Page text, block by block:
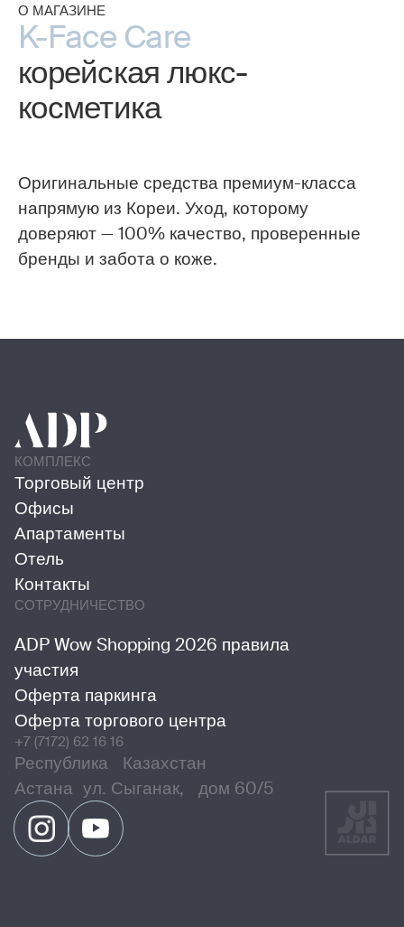
О МАГАЗИНЕ
K-Face Care
корейская люкс-
косметика
Оригинальные средства премиум-класса
напрямую из Кореи. Уход, которому
доверяют — 100% качество, проверенные
бренды и забота о коже.
КОМПЛЕКС
Торговый центр
Офисы
Апартаменты
Отель
Контакты
СОТРУДНИЧЕСТВО
ADP Wow Shopping 2026 правила
участия
Оферта паркинга
Оферта торгового центра
+7 (7172) 62 16 16
Республика Казахстан
Астана ул. Сыганак, дом 60/5